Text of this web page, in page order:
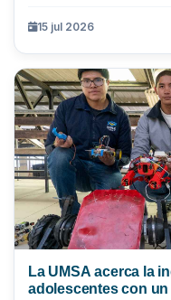
15 jul 2026
La UMSA acerca la
adolescentes con